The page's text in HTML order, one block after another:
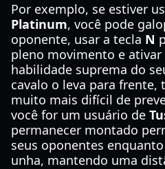
Por exemplo, se estiver
Platinum, você pode
oponente, usar a tecla N
pleno movimento e
habilidade suprema do
cavalo o leva para frente,
muito mais difícil de
você for um usuário de
permanecer montado
seus oponentes
unha, mantendo uma